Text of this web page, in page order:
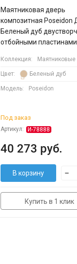
Маятниковая дверь
композитная Poseidon
Беленый дуб
отбойными пластинами
Коллекция: Маятниковые
Цвет: Беленый дуб
Модель: Poseidon
Под заказ
Артикул: И-78888
40 273 руб.
В корзину
Купить в 1 клик